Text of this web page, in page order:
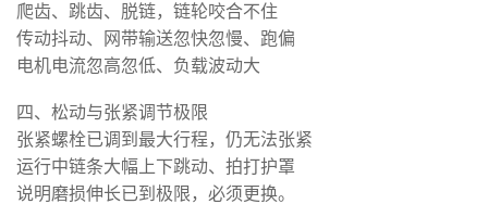
爬齿、跳齿、脱链，链轮咬合不住
传动抖动、网带输送忽快忽慢、跑偏
电机电流忽高忽低、负载波动大
四、松动与张紧调节极限
张紧螺栓已调到最大行程，仍无法张紧
运行中链条大幅上下跳动、拍打护罩
说明磨损伸长已到极限，必须更换。